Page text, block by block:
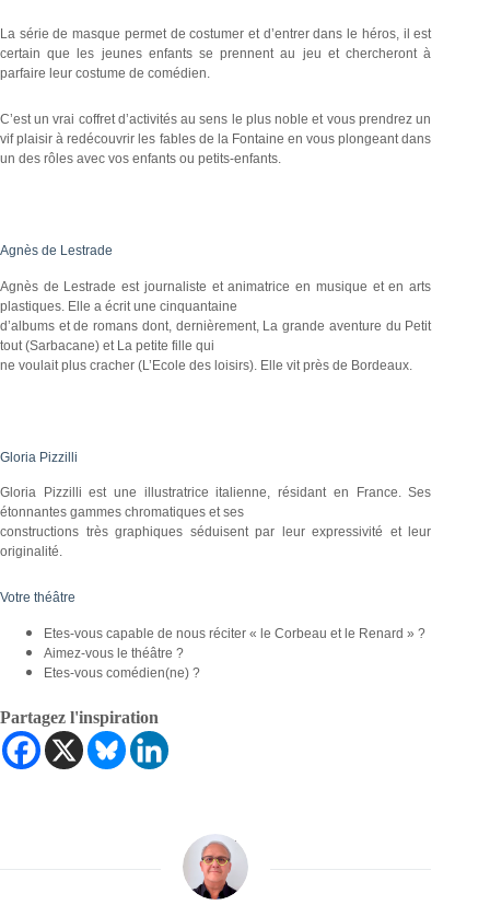
La série de masque permet de costumer et d’entrer dans le héros, il est
certain que les jeunes enfants se prennent au jeu et chercheront à
parfaire leur costume de comédien.
C’est un vrai coffret d’activités au sens le plus noble et vous prendrez un
vif plaisir à redécouvrir les fables de la Fontaine en vous plongeant dans
un des rôles avec vos enfants ou petits-enfants.
Agnès de Lestrade
Agnès de Lestrade est journaliste et animatrice en musique et en arts
plastiques. Elle a écrit une cinquantaine
d’albums et de romans dont, dernièrement, La grande aventure du Petit
tout (Sarbacane) et La petite fille qui
ne voulait plus cracher (L’Ecole des loisirs). Elle vit près de Bordeaux.
Gloria Pizzilli
Gloria Pizzilli est une illustratrice italienne, résidant en France. Ses
étonnantes gammes chromatiques et ses
constructions très graphiques séduisent par leur expressivité et leur
originalité.
Votre théâtre
Etes-vous capable de nous réciter « le Corbeau et le Renard » ?
Aimez-vous le théâtre ?
Etes-vous comédien(ne) ?
Partagez l'inspiration